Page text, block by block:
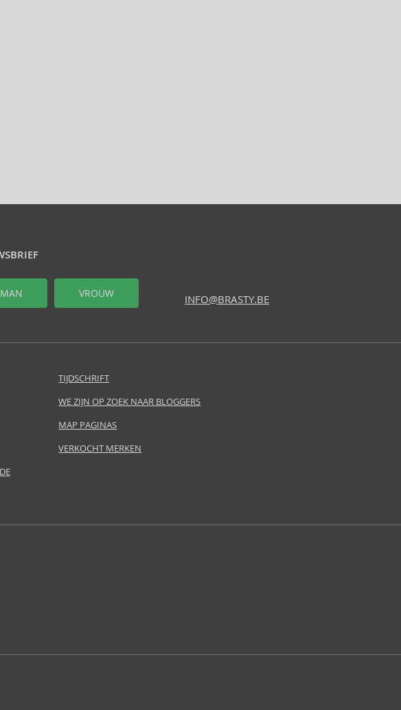
MAN VROUW INFO@BRASTY.BE
TIJDSCHRIFT
WE ZIJN OP ZOEK NAAR BLOGGERS
MAP PAGINAS
VERKOCHT MERKEN